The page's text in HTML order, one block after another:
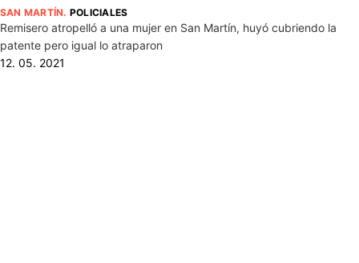
SAN MARTÍN. POLICIALES
Remisero atropelló a una mujer en San Martín, huyó cubriendo la
patente pero igual lo atraparon
12. 05. 2021